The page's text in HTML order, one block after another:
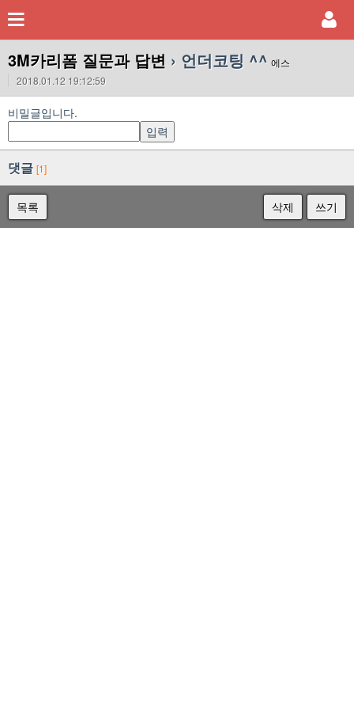
3M카리폼 질문과 답변 › 언더코팅 ^^ 에스
2018.01.12 19:12:59
비밀글입니다.
댓글 [1]
목록 쓰기
삭제